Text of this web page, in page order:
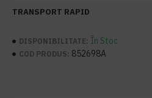
TRANSPORT RAPID
DISPONIBILITATE: În Stoc
COD PRODUS: 852698A